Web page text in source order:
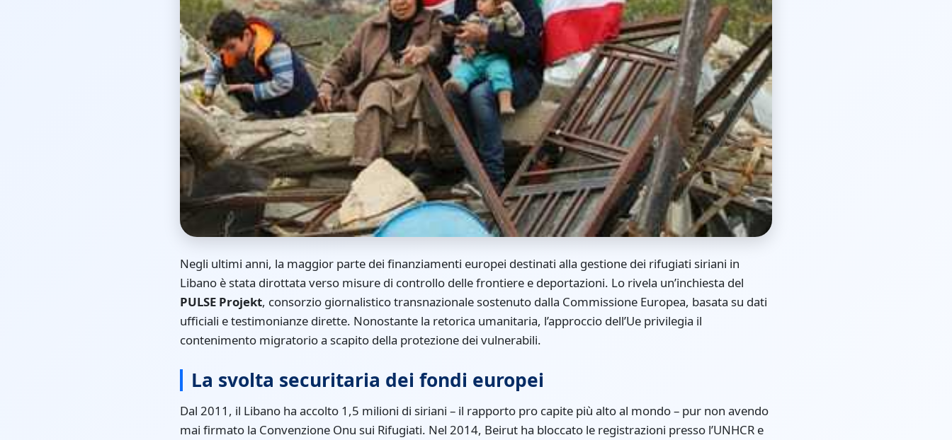
Negli ultimi anni, la maggior parte dei finanziamenti europei destinati alla gestione dei rifugiati siriani in
Libano è stata dirottata verso misure di controllo delle frontiere e deportazioni. Lo rivela un’inchiesta del
PULSE Projekt, consorzio giornalistico transnazionale sostenuto dalla Commissione Europea, basata su dati
ufficiali e testimonianze dirette. Nonostante la retorica umanitaria, l’approccio dell’Ue privilegia il
contenimento migratorio a scapito della protezione dei vulnerabili.
La svolta securitaria dei fondi europei
Dal 2011, il Libano ha accolto 1,5 milioni di siriani – il rapporto pro capite più alto al mondo – pur non avendo
mai firmato la Convenzione Onu sui Rifugiati. Nel 2014, Beirut ha bloccato le registrazioni presso l’UNHCR e